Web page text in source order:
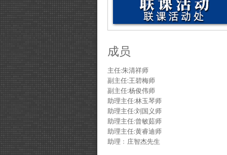
成员
主任:朱清祥师
副主任:王碧梅师
副主任:杨俊伟师
助理主任:林玉琴师
助理主任:刘国义师
助理主任:曾敏茹师
助理主任:黄睿迪师
助理﹕庄智杰先生